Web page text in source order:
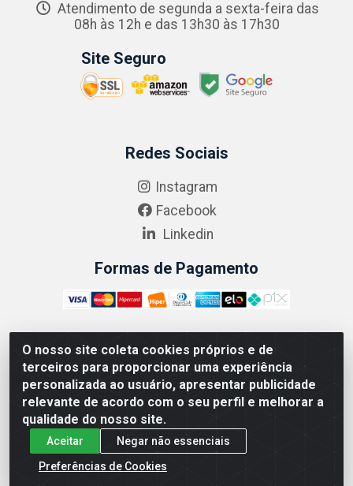
O nosso site coleta cookies próprios e de
terceiros para proporcionar uma experiência
personalizada ao usuário, apresentar publicidade
relevante de acordo com o seu perfil e melhorar a
qualidade do nosso site.
Aceitar
Negar não essenciais
Preferências de Cookies
Atendimento de segunda a sexta-feira das
08h às 12h e das 13h30 às 17h30
Site Seguro
Redes Sociais
Instagram
Facebook
Linkedin
Formas de Pagamento
ABRASEG COMÉRCIO ATACADISTA LTDA - CNPJ:
10.894.768/0001-00 - Avenida Lobo Júnior, 1045 -
Penha Circular - Rio de Janeiro - RJ - CEP 21020-124